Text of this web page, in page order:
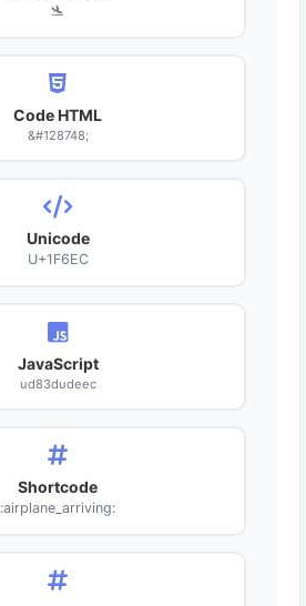
🛬
Code HTML
&#128748;
Unicode
U+1F6EC
JavaScript
ud83dudeec
Shortcode
:airplane_arriving: